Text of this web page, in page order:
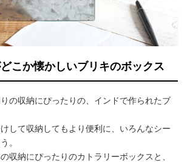
こか懐かしいブリキのボックス
の収納にぴったりの、インドで作られたブ
して収納してもより便利に、いろんなシー
。
収納にぴったりのカトラリーボックスと、